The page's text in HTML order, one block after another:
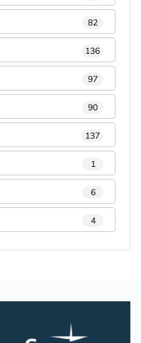
82
136
97
90
137
1
6
4